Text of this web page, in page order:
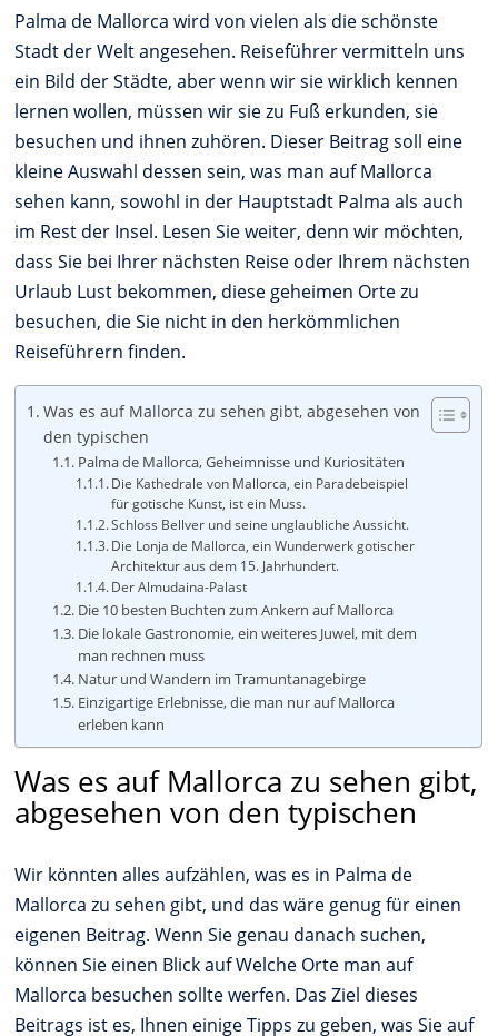
Palma de Mallorca wird von vielen als die schönste
Stadt der Welt angesehen. Reiseführer vermitteln uns
ein Bild der Städte, aber wenn wir sie wirklich kennen
lernen wollen, müssen wir sie zu Fuß erkunden, sie
besuchen und ihnen zuhören. Dieser Beitrag soll eine
kleine Auswahl dessen sein, was man auf Mallorca
sehen kann, sowohl in der Hauptstadt Palma als auch
im Rest der Insel. Lesen Sie weiter, denn wir möchten,
dass Sie bei Ihrer nächsten Reise oder Ihrem nächsten
Urlaub Lust bekommen, diese geheimen Orte zu
besuchen, die Sie nicht in den herkömmlichen
Reiseführern finden.
Was es auf Mallorca zu sehen gibt, abgesehen von
den typischen
Palma de Mallorca, Geheimnisse und Kuriositäten
Die Kathedrale von Mallorca, ein Paradebeispiel
für gotische Kunst, ist ein Muss.
Schloss Bellver und seine unglaubliche Aussicht.
Die Lonja de Mallorca, ein Wunderwerk gotischer
Architektur aus dem 15. Jahrhundert.
Der Almudaina-Palast
Die 10 besten Buchten zum Ankern auf Mallorca
Die lokale Gastronomie, ein weiteres Juwel, mit dem
man rechnen muss
Natur und Wandern im Tramuntanagebirge
Einzigartige Erlebnisse, die man nur auf Mallorca
erleben kann
Was es auf Mallorca zu sehen gibt,
abgesehen von den typischen
Wir könnten alles aufzählen, was es in Palma de
Mallorca zu sehen gibt, und das wäre genug für einen
eigenen Beitrag. Wenn Sie genau danach suchen,
können Sie einen Blick auf Welche Orte man auf
Mallorca besuchen sollte werfen. Das Ziel dieses
Beitrags ist es, Ihnen einige Tipps zu geben, was Sie auf